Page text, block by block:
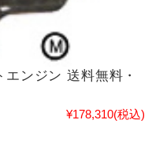
ンジン 送料無料・
¥178,310(税込)